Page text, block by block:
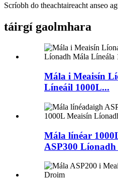
Scríobh do theachtaireacht anseo
táirgí gaolmhara
Mála i Meaisín
Líneáil 1000L...
Mála línéar
ASP300 Líonadh